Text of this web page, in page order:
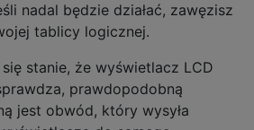
nadal będzie działać, zawęzisz
tablicy logicznej.
stanie, że wyświetlacz LCD
prawdopodobną
jest obwód, który wysyła